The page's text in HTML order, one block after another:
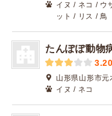
イヌ / ネコ / ウ
ット / リス / 鳥
たんぽぽ動物
3.20
山形県山形市
イヌ / ネコ